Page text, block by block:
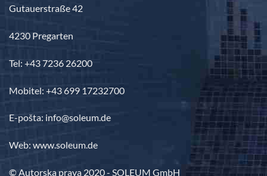
Gutauerstraße 42
4230 Pregarten
Tel: +43 7236 26200
Mobitel: +43 699 17232700
E-pošta: info@soleum.de
Web: www.soleum.de
© Autorska prava 2020 - SOLEUM GmbH